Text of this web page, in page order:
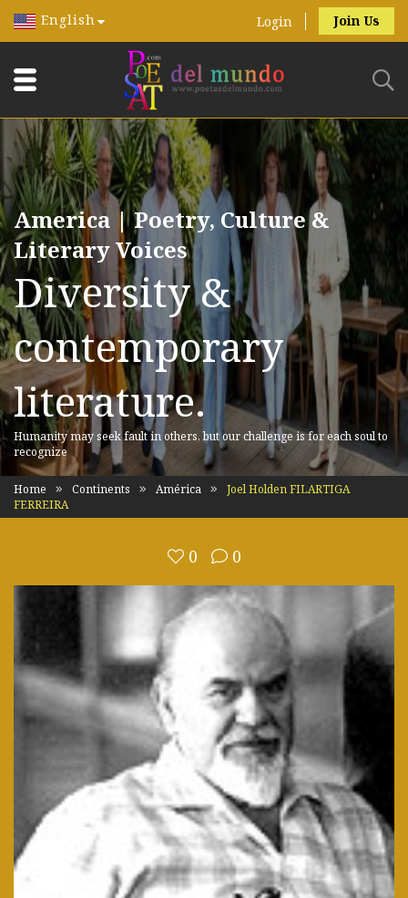
English Login Join Us
America | Poetry, Culture &
Literary Voices
Diversity &
contemporary
literature.
Humanity may seek fault in others, but our challenge is for each soul to
recognize
Home Continents América
Joel Holden FILARTIGA
FERREIRA
0 0